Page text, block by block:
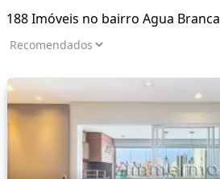
188 Imóveis no bairro Agua Branca